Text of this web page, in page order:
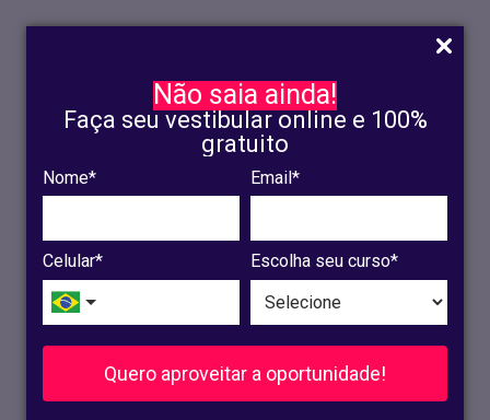
Não saia ainda!
Faça seu vestibular online e 100%
gratuito
Nome* Email*
Celular* Escolha seu curso*
Quero aproveitar a oportunidade!
INSCRIÇÃO
OLINDA
RECIFE
VESTIBULAR
CURSOS PRESENCIAIS